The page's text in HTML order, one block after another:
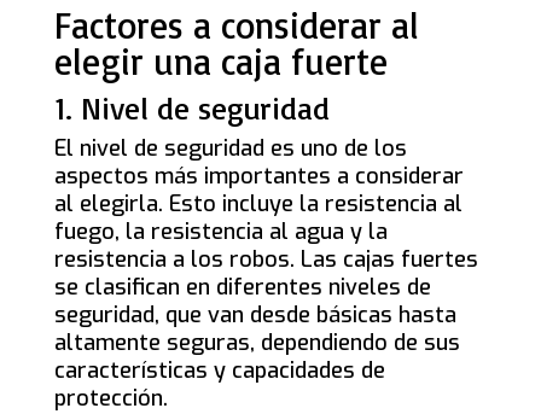
Factores a considerar al
elegir una caja fuerte
1. Nivel de seguridad
El nivel de seguridad es uno de los
aspectos más importantes a considerar
al elegirla. Esto incluye la resistencia al
fuego, la resistencia al agua y la
resistencia a los robos. Las cajas fuertes
se clasifican en diferentes niveles de
seguridad, que van desde básicas hasta
altamente seguras, dependiendo de sus
características y capacidades de
protección.